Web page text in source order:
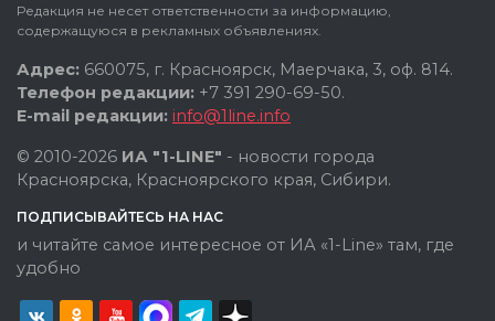
Редакция не несет ответственности за информацию,
содержащуюся в рекламных объявлениях.
Адрес: 660075, г. Красноярск, Маерчака, 3, оф. 814.
Телефон редакции: +7 391 290-69-50.
E-mail редакции: info@1line.info
© 2010-2026 ИА "1-LINE" - новости города
Красноярска, Красноярского края, Сибири.
ПОДПИСЫВАЙТЕСЬ НА НАС
и читайте самое интересное от ИА «1-Line» там, где
удобно